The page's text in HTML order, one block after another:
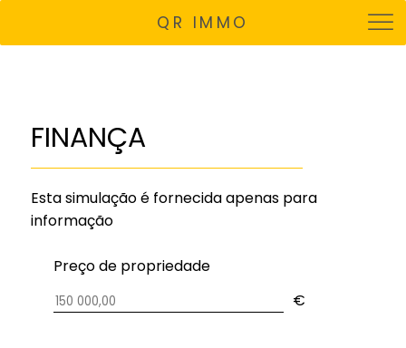
QR IMMO
FINANÇA
Esta simulação é fornecida apenas para
informação
Preço de propriedade
€